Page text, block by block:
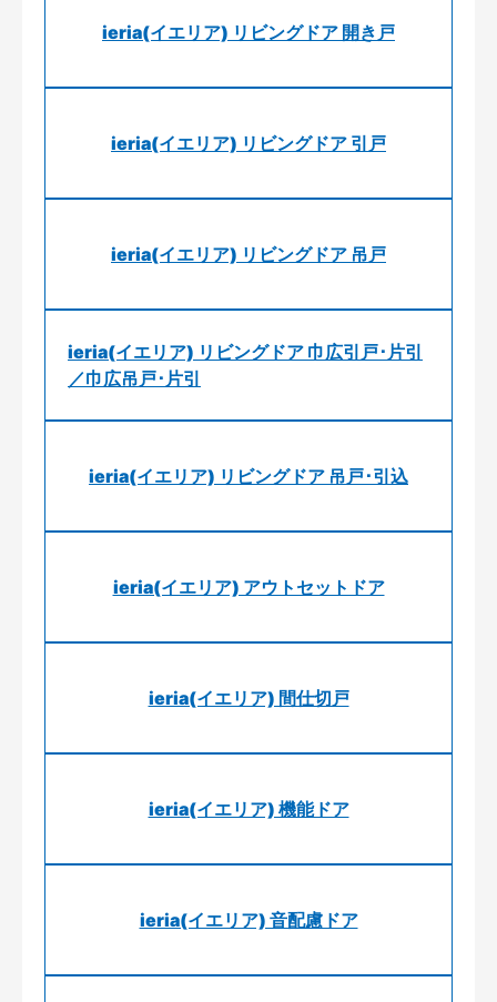
ieria(イエリア) リビングドア 開き戸
ieria(イエリア) リビングドア 引戸
ieria(イエリア) リビングドア 吊戸
ieria(イエリア) リビングドア 巾広引戸･片引
／巾広吊戸･片引
ieria(イエリア) リビングドア 吊戸･引込
ieria(イエリア) アウトセットドア
ieria(イエリア) 間仕切戸
ieria(イエリア) 機能ドア
ieria(イエリア) 音配慮ドア